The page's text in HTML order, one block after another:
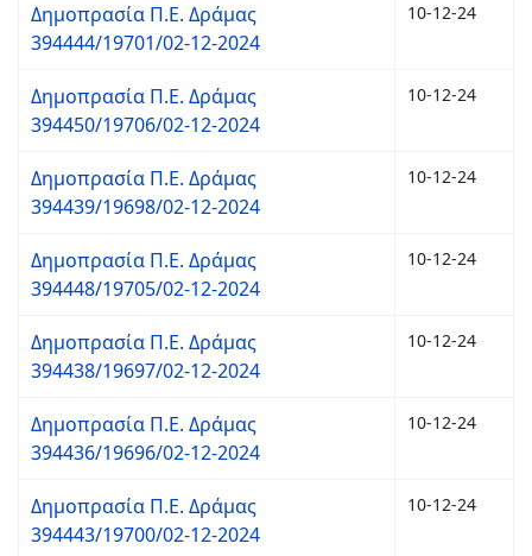
Δημοπρασία Π.Ε. Δράμας
394444/19701/02-12-2024
10-12-24
Δημοπρασία Π.Ε. Δράμας
394450/19706/02-12-2024
10-12-24
Δημοπρασία Π.Ε. Δράμας
394439/19698/02-12-2024
10-12-24
Δημοπρασία Π.Ε. Δράμας
394448/19705/02-12-2024
10-12-24
Δημοπρασία Π.Ε. Δράμας
394438/19697/02-12-2024
10-12-24
Δημοπρασία Π.Ε. Δράμας
394436/19696/02-12-2024
10-12-24
Δημοπρασία Π.Ε. Δράμας
394443/19700/02-12-2024
10-12-24